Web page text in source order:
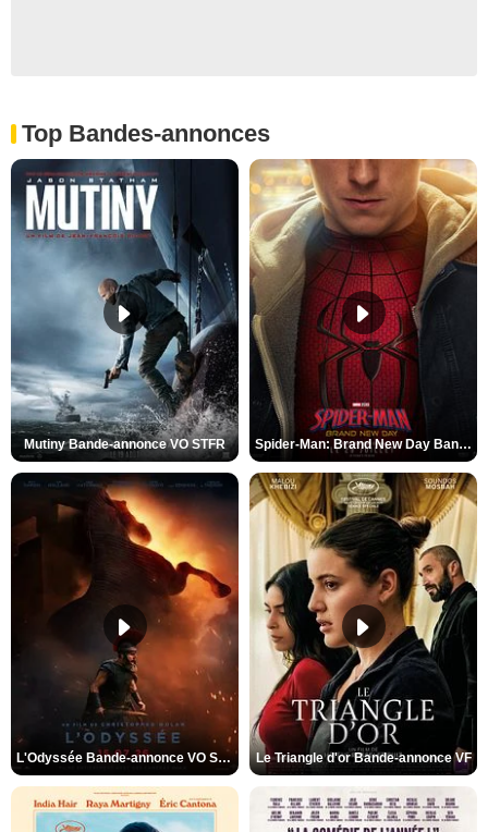
Top Bandes-annonces
Mutiny Bande-annonce VO STFR Spider-Man: Brand New Day Bande-annonce VO STFR
L'Odyssée Bande-annonce VO STFR Le Triangle d'or Bande-annonce VF